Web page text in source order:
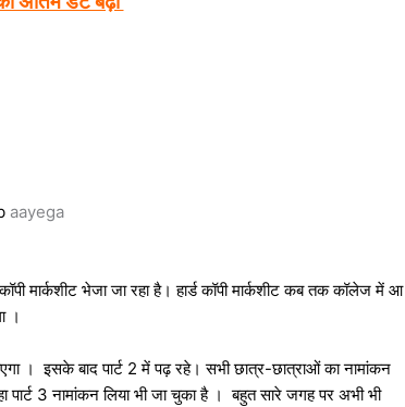
aayega
मार्कशीट भेजा जा रहा है। हार्ड कॉपी मार्कशीट कब तक कॉलेज में आ
।
। इसके बाद पार्ट 2 में पढ़ रहे। सभी छात्र-छात्राओं का नामांकन
3 नामांकन लिया भी जा चुका है । बहुत सारे जगह पर अभी भी